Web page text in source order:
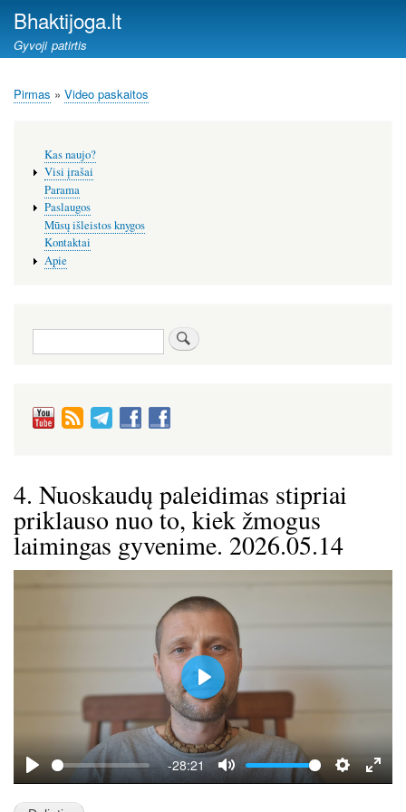
Bhaktijoga.lt
Gyvoji patirtis
Kelias
Pirmas Video paskaitos
4. Nuoskaudų paleidimas stipriai
priklauso nuo to, kiek žmogus
laimingas gyvenime. 2026.05.14
P
l
-28:21
M
S
E
P
l
a
y
meniu
Kas naujo?
Visi įrašai
Parama
Paslaugos
Mūsų išleistos knygos
Kontaktai
Apie
Paieška